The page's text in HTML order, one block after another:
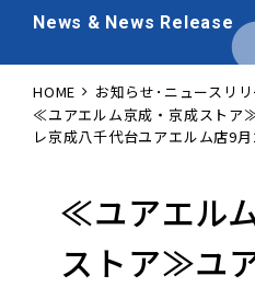
News & News Release
HOME
お知らせ･ニュースリリ
≪ユアエルム京成・京成ストア
レ京成八千代台ユアエルム店9
≪ユアエル
ストア≫ユ